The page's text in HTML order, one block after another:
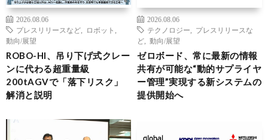
2026.08.06
プレスリリースなど
ロボット
動向/展望
ROBO-HI、吊り下げ式クレー
ンに代わる超重量級
200tAGVで「落下リスク」
解消と説明
2026.08.06
テクノロジー
プレスリリースな
ど
動向/展望
ゼロボード、常に最新の情報
共有が可能な“動的サプライヤ
ー管理”実現する新システムの
提供開始へ